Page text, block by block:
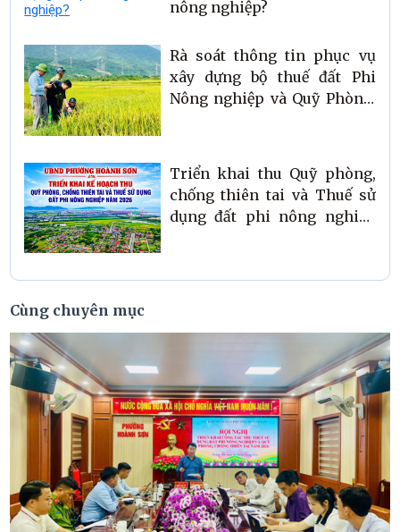
nông nghiệp?
Rà soát thông tin phục vụ
xây dựng bộ thuế đất Phi
Nông nghiệp và Quỹ Phòng,
Triển khai thu Quỹ phòng,
chống thiên tai và Thuế sử
dụng đất phi nông nghiệp
Cùng chuyên mục